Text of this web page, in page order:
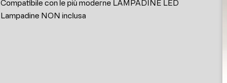
Compatibile con le più moderne LAMPADINE LED
Lampadine NON inclusa